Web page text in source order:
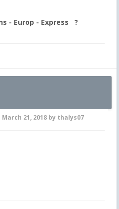
- Express ?
March 21, 2018 by thalys07